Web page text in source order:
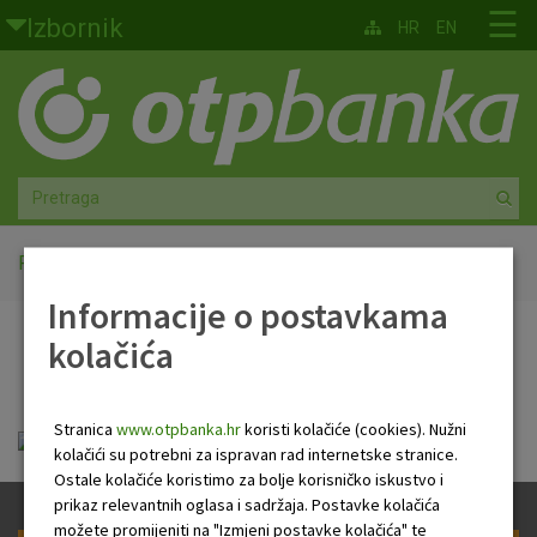
Skoči na glavni sadržaj
Izbornik
Građani
Privatno bankarstvo
Agro
Mala poduzeća i obrtnici
Srednja i velika poduzeća
Faktoring
O nama
☰
HR EN
Početna
PB Newsletter
HR Newsletter 02 06 2022.pdf
Informacije o postavkama
kolačića
Stranica www.otpbanka.hrkoristi kolačiće (cookies). Nužni
kolačići su potrebni za ispravan rad internetske stranice.
Ostale kolačiće koristimo za bolje korisničko iskustvo i
prikaz relevantnih oglasa i sadržaja. Postavke kolačića
možete promijeniti na "Izmjeni postavke kolačića" te